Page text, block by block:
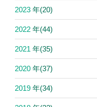
2023 年(20)
2022 年(44)
2021 年(35)
2020 年(37)
2019 年(34)